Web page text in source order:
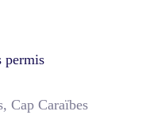
permis
Cap Caraïbes